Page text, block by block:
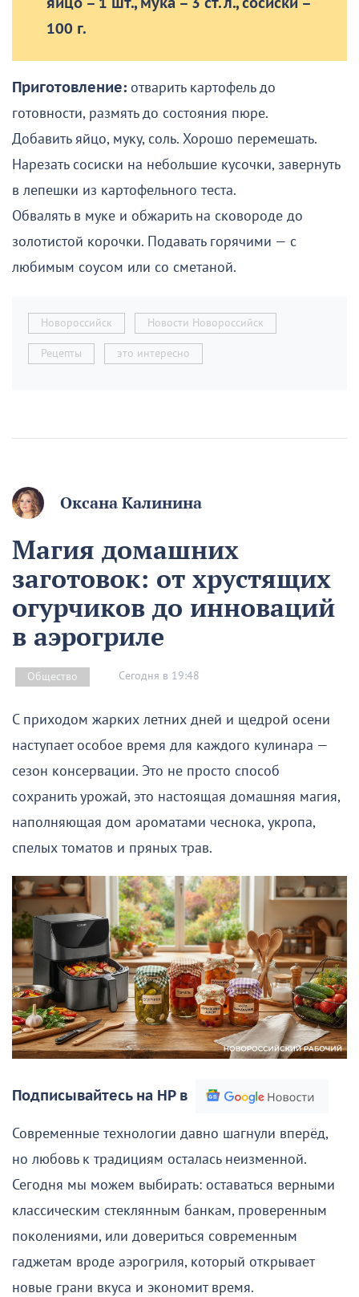
яйцо – 1 шт., мука – 3 ст. л., сосиски –
100 г.
Приготовление: отварить картофель до
готовности, размять до состояния пюре.
Добавить яйцо, муку, соль. Хорошо перемешать.
Нарезать сосиски на небольшие кусочки, завернуть
в лепешки из картофельного теста.
Обвалять в муке и обжарить на сковороде до
золотистой корочки. Подавать горячими — с
любимым соусом или со сметаной.
Новороссийск Новости Новороссийск
Рецепты это интересно
Оксана Калинина
Магия домашних
заготовок: от хрустящих
огурчиков до инноваций
в аэрогриле
Общество Сегодня в 19:48
С приходом жарких летних дней и щедрой осени
наступает особое время для каждого кулинара —
сезон консервации. Это не просто способ
сохранить урожай, это настоящая домашняя магия,
наполняющая дом ароматами чеснока, укропа,
спелых томатов и пряных трав.
Подписывайтесь на НР в
Современные технологии давно шагнули вперёд,
но любовь к традициям осталась неизменной.
Сегодня мы можем выбирать: оставаться верными
классическим стеклянным банкам, проверенным
поколениями, или довериться современным
гаджетам вроде аэрогриля, который открывает
новые грани вкуса и экономит время.